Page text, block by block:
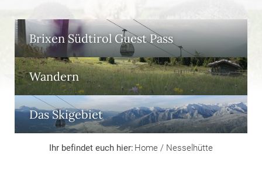
Brixen Südtirol Guest Pass
Wandern
Das Skigebiet
Ihr befindet euch hier: Home / Nesselhütte